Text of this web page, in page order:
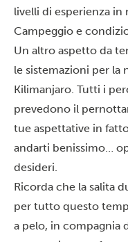
livelli di esperienza in
Campeggio e
Un altro aspetto da
le sistemazioni per la
Kilimanjaro. Tutti i
prevedono il
tue aspettative in
andarti benissimo…
desideri.
Ricorda che la salita
per tutto questo
a pelo, in compagnia